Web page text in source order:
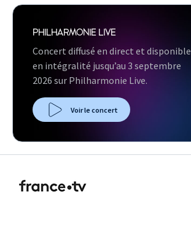
PHILHARMONIE LIVE
Concert diffusé en direct et disponible
en intégralité jusqu’au 3 septembre
2026 sur Philharmonie Live.
Voir le concert